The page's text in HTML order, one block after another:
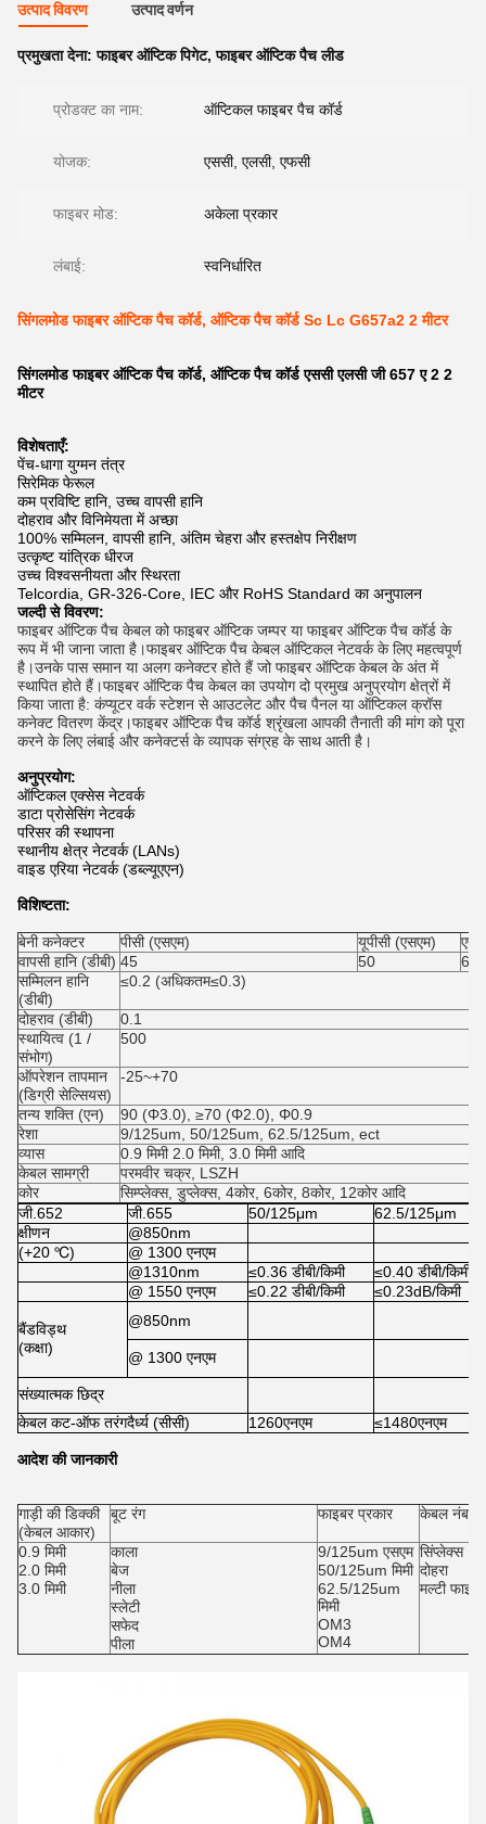
उत्पाद विवरण उत्पाद वर्णन
प्रमुखता देना:फाइबर ऑप्टिक पिगेट,फाइबर ऑप्टिक पैच लीड
प्रोडक्ट का नाम: ऑप्टिकल फाइबर पैच कॉर्ड
योजक: एससी, एलसी, एफसी
फाइबर मोड: अकेला प्रकार
लंबाई: स्वनिर्धारित
सिंगलमोड फाइबर ऑप्टिक पैच कॉर्ड, ऑप्टिक पैच कॉर्ड Sc Lc G657a2 2 मीटर
सिंगलमोड फाइबर ऑप्टिक पैच कॉर्ड, ऑप्टिक पैच कॉर्ड एससी एलसी जी 657 ए 2 2
मीटर
विशेषताएँ:
पेंच-धागा युग्मन तंत्र
सिरेमिक फेरूल
कम प्रविष्टि हानि, उच्च वापसी हानि
दोहराव और विनिमेयता में अच्छा
100% सम्मिलन, वापसी हानि, अंतिम चेहरा और हस्तक्षेप निरीक्षण
उत्कृष्ट यांत्रिक धीरज
उच्च विश्वसनीयता और स्थिरता
Telcordia, GR-326-Core, IEC और RoHS Standard का अनुपालन
जल्दी से विवरण:
फाइबर ऑप्टिक पैच केबल को फाइबर ऑप्टिक जम्पर या फाइबर ऑप्टिक पैच कॉर्ड के
रूप में भी जाना जाता है।फाइबर ऑप्टिक पैच केबल ऑप्टिकल नेटवर्क के लिए महत्वपूर्ण
है।उनके पास समान या अलग कनेक्टर होते हैं जो फाइबर ऑप्टिक केबल के अंत में
स्थापित होते हैं।फाइबर ऑप्टिक पैच केबल का उपयोग दो प्रमुख अनुप्रयोग क्षेत्रों में
किया जाता है: कंप्यूटर वर्क स्टेशन से आउटलेट और पैच पैनल या ऑप्टिकल क्रॉस
कनेक्ट वितरण केंद्र।फाइबर ऑप्टिक पैच कॉर्ड श्रृंखला आपकी तैनाती की मांग को पूरा
करने के लिए लंबाई और कनेक्टर्स के व्यापक संग्रह के साथ आती है।
अनुप्रयोग:
ऑप्टिकल एक्सेस नेटवर्क
डाटा प्रोसेसिंग नेटवर्क
परिसर की स्थापना
स्थानीय क्षेत्र नेटवर्क (LANs)
वाइड एरिया नेटवर्क (डब्ल्यूएएन)
विशिष्टता:
बेनी कनेक्टर पीसी (एसएम) यूपीसी (एसएम)
वापसी हानि (डीबी) 45 50
60
सम्मिलन हानि
(डीबी)
≤0.2 (अधिकतम≤0.3)
दोहराव (डीबी)
0.1
स्थायित्व (1 /
संभोग)
500
ऑपरेशन तापमान
(डिग्री सेल्सियस)
-25~+70
तन्य शक्ति (एन)
90 (Φ3.0), ≥70 (Φ2.0), Φ0.9
रेशा
9/125um, 50/125um, 62.5/125um, ect
व्यास
0.9 मिमी 2.0 मिमी, 3.0 मिमी आदि
केबल सामग्री
परमवीर चक्र, LSZH
कोर
सिम्प्लेक्स, डुप्लेक्स, 4कोर, 6कोर, 8कोर, 12कोर आदि
जी.652
जी.655 50/125μm
62.5/125μm
क्षीणन
@850nm
(+20 ℃)
@ 1300 एनएम
@1310nm
≤0.36 डीबी/किमी
≤0.40 डीबी/किमी
@ 1550 एनएम
≤0.22 डीबी/किमी ≤0.23dB/किमी
बैंडविड्थ
(कक्षा)
@850nm
@ 1300 एनएम
संख्यात्मक छिद्र
केबल कट-ऑफ तरंगदैर्ध्य (सीसी)
1260एनएम ≤1480एनएम
आदेश की जानकारी
गाड़ी की डिक्की
(केबल आकार)
बूट रंग फाइबर प्रकार केबल नंबर
0.9 मिमी
2.0 मिमी
3.0 मिमी
काला
बेज
नीला
स्लेटी
सफेद
पीला
9/125um एसएम
50/125um मिमी
62.5/125um
मिमी
OM3
OM4
सिंप्लेक्स
दोहरा
मल्टी फाइबर